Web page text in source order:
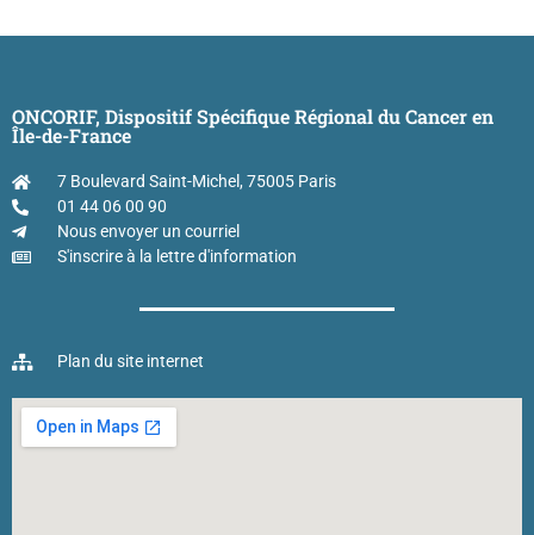
ONCORIF, Dispositif Spécifique Régional du Cancer en
Île-de-France
7 Boulevard Saint-Michel, 75005 Paris
01 44 06 00 90
Nous envoyer un courriel
S'inscrire à la lettre d'information
Plan du site internet